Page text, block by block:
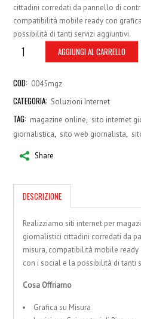
cittadini corredati da pannello di
compatibilità mobile ready con
possibilità di tanti servizi aggiuntivi.
AGGIUNGI AL CARRELLO
COD: 0045mgz
CATEGORIA: Soluzioni Internet
TAG: magazine online, sito internet
giornalistica, sito web giornalista,
Share
DESCRIZIONE
Realizziamo siti internet per
giornalistici cittadini corredati da
misura, compatibilità mobile
con i social e la possibilità di tanti
Cosa Offriamo
Grafica su Misura